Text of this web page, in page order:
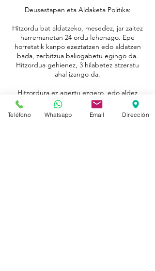
Deusestapen eta Aldaketa Politika:
Hitzordu bat aldatzeko, mesedez, jar zaitez
harremanetan 24 ordu lehenago. Epe
horretatik kanpo ezeztatzen edo aldatzen
bada, zerbitzua baliogabetu egingo da.
Hitzordua gehienez, 3 hilabetez atzeratu
ahal izango da.
Hitzordura ez agertu ezgero, edo aldez
aurretik abisatu gabe 15 minutu baino
gehiagoko atzerapenarekin iritsita, hitzordua
baliogabetu ahal izango da.
Teléfono Whatsapp Email Dirección